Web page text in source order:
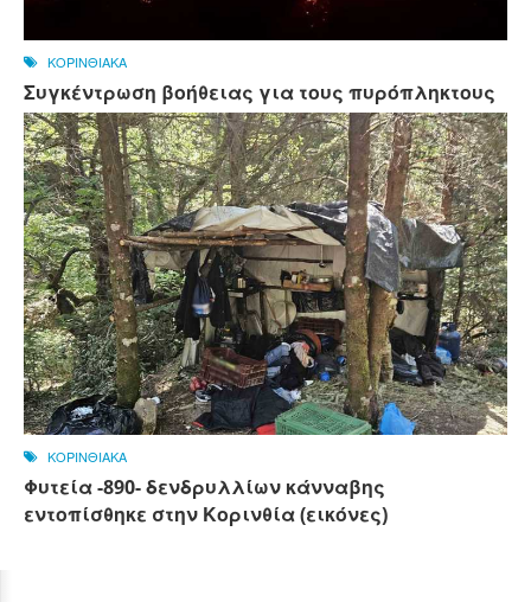
ΚΟΡΙΝΘΙΑΚΑ
Συγκέντρωση βοήθειας για τους πυρόπληκτους
ΚΟΡΙΝΘΙΑΚΑ
Φυτεία -890- δενδρυλλίων κάνναβης
εντοπίσθηκε στην Κορινθία (εικόνες)